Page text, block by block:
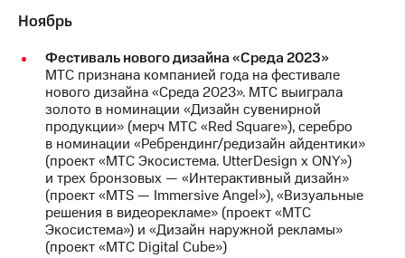
Личный
кабинет
акционера
Акционерный
капитал
Контроль
и
аудит
Рынок
акций
Описание
Ноябрь
Фестиваль нового дизайна «Среда 2023»
МТС признана компанией года на фестивале
нового дизайна «Среда 2023». МТС выиграла
золото в номинации «Дизайн сувенирной
продукции» (мерч МТС «Red Square»), серебро
в номинации «Ребрендинг/редизайн айдентики»
(проект «МТС Экосистема. UtterDesign x ONY»)
и трех бронзовых — «Интерактивный дизайн»
(проект «MTS — Immersive Angel»), «Визуальные
решения в видеорекламе» (проект «МТС
Экосистема») и «Дизайн наружной рекламы»
(проект «МТС Digital Cube»)